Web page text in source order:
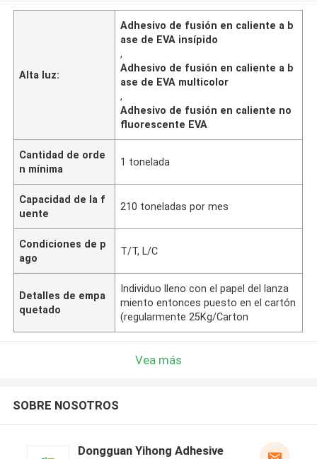
Alta luz:
Adhesivo de fusión en caliente a b
ase de EVA insípido
,
Adhesivo de fusión en caliente a b
ase de EVA multicolor
,
Adhesivo de fusión en caliente no
fluorescente EVA
Cantidad de orde
n mínima
1 tonelada
Capacidad de la f
uente
210 toneladas por mes
Condiciones de p
ago
T/T, L/C
Detalles de empa
quetado
Individuo lleno con el papel del lanza
miento entonces puesto en el cartón
(regularmente 25Kg/Carton
Vea más
SOBRE NOSOTROS
Dongguan Yihong Adhesive